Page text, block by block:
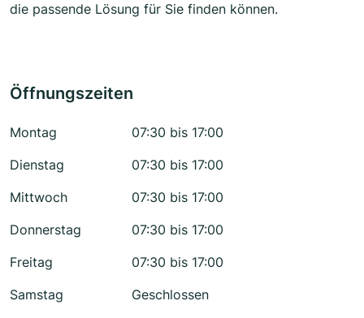
die passende Lösung für Sie finden können.
Öffnungszeiten
Montag
07:30 bis 17:00
Dienstag
07:30 bis 17:00
Mittwoch
07:30 bis 17:00
Donnerstag
07:30 bis 17:00
Freitag
07:30 bis 17:00
Samstag
Geschlossen